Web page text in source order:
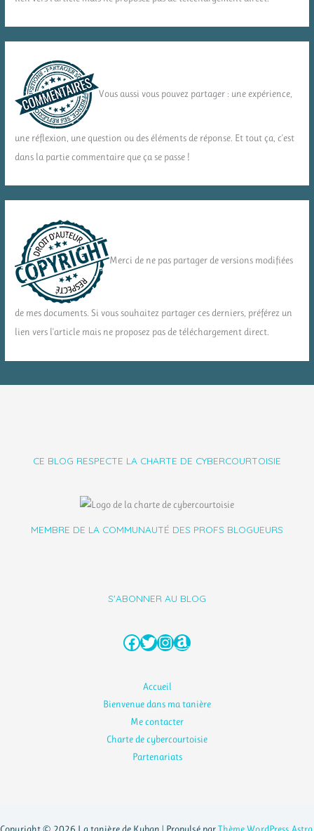
Vous aussi vous pouvez partager : une expérience,
une réflexion, une question ou des éléments de réponse. Et tout ça, c'est
dans la partie commentaire que ça se passe !
Merci de ne pas partager de versions modifiées
de mes documents. Si vous souhaitez partager ces derniers, préférez un
lien vers l'article mais ne proposez pas de téléchargement direct.
CE BLOG RESPECTE LA CHARTE DE CYBERCOURTOISIE
MEMBRE DE LA COMMUNAUTÉ DES PROFS BLOGUEURS
S'ABONNER AU BLOG
Facebook
Twitter
Instagram
Amazon
Accueil
Bienvenue dans ma tanière
Me contacter
Charte de cybercourtoisie
Partenariats